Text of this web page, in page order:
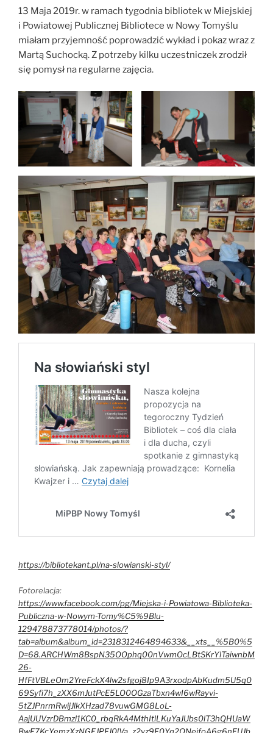
Mikołajek”
13 Maja 2019r. w ramach tygodnia bibliotek w Miejskiej
i Powiatowej Publicznej Bibliotece w Nowy Tomyślu
miałam przyjemność poprowadzić wykład i pokaz wraz z
Martą Suchocką. Z potrzeby kilku uczestniczek zrodził
się pomysł na regularne zajęcia.
https://bibliotekant.pl/na-slowianski-styl/
Fotorelacja:
https://www.facebook.com/pg/Miejska-i-Powiatowa-Biblioteka-
Publiczna-w-Nowym-Tomy%C5%9Blu-
129478873778014/photos/?
tab=album&album_id=2318312464894633&__xts__%5B0%5
D=68.ARCHWm8BspN35OOphq00nVwmOcLBtSKrYlTaiwnbM
26-
HfFtVBLeOm2YreFckX4lw2sfgoj8Ip9A3rxodpAbKudm5U5q0
69Syfi7h_zXX6mJutPcE5LO0OGzaTbxn4wI6wRayvi-
5tZJPnrmRwijJlkXHzad78vuwGMG8LoL-
AajUUVzrDBmzl1KC0_rbqRkA4MthItlLKuYaJUbs0lT3hQHUaW
BwF7KcYemzXzNGEJPFJ0lVa_z2yz9F0Yq2QNeifoA6g6nEUJb